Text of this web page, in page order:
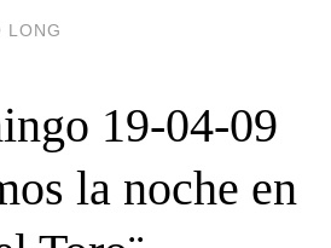
LONG
19-04-09 
la noche en